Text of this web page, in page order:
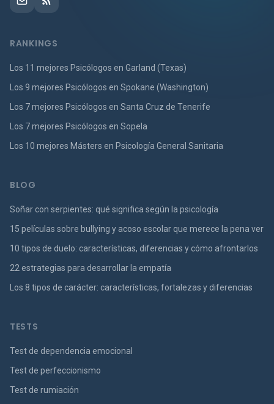
RANKINGS
Los 11 mejores Psicólogos en Garland (Texas)
Los 9 mejores Psicólogos en Spokane (Washington)
Los 7 mejores Psicólogos en Santa Cruz de Tenerife
Los 7 mejores Psicólogos en Sopela
Los 10 mejores Másters en Psicología General Sanitaria
BLOG
Soñar con serpientes: qué significa según la psicología
15 películas sobre bullying y acoso escolar que merece la pena ver
10 tipos de duelo: características, diferencias y cómo afrontarlos
22 estrategias para desarrollar la empatía
Los 8 tipos de carácter: características, fortalezas y diferencias
TESTS
Test de dependencia emocional
Test de perfeccionismo
Test de rumiación